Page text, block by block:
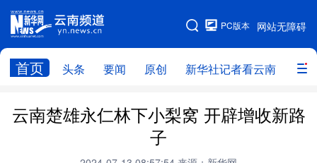
网站无障碍
PC版本
首页 头条 要闻 原创 新华社记者看云南 政务
网站地图
头条 云南要闻 本网原创
政务
云南楚雄永仁林下小梨窝 开辟增收新路
子